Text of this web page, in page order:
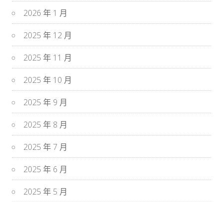
2026 年 1 月
2025 年 12 月
2025 年 11 月
2025 年 10 月
2025 年 9 月
2025 年 8 月
2025 年 7 月
2025 年 6 月
2025 年 5 月